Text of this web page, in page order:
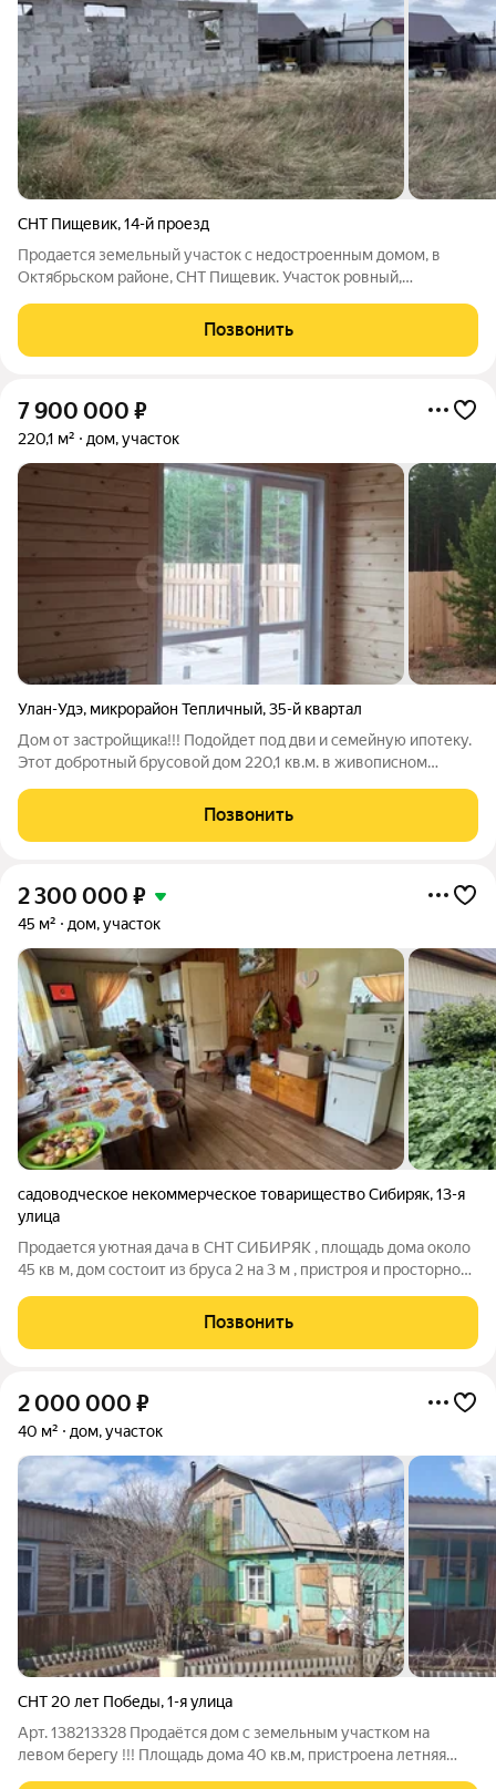
СНТ Пищевик,14-й проезд
Продается земельный участок с недостроенным домом, в
Октябрьском районе, СНТ Пищевик. Участок ровный,
использования: для ведения садоводства. Рядом проживают
соседи. На участке имеется
Позвонить
7 900 000 ₽
220,1 м² дом, участок
Улан-Удэ, микрорайон Тепличный,35-й квартал
Дом от застройщика!!! Подойдет под дви и семейную ипотеку.
Этот добротный брусовой дом 220,1 кв.м. в живописном
природы и современного уюта. Всего 600 метров и вы у
дверей новой школы и
Позвонить
2 300 000 ₽
45 м² дом, участок
садоводческое некоммерческое товарищество Сибиряк,13-я
улица
Продается уютная дача в СНТ СИБИРЯК , площадь дома около
45 кв м, дом состоит из бруса 2 на 3 м , пристроя и просторной
7.3 на 2,9 м. Проживают на даче с апреля по октябрь, есть печка
, дом не
Позвонить
2 000 000 ₽
40 м² дом, участок
СНТ 20 лет Победы,1-я улица
Арт. 138213328 Продaётся дом с земельным участком на
левом берегу !!! Площадь дома 40 кв.м, пристроена летняя